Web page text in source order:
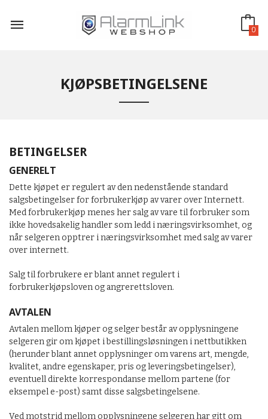
innholdet
0
KJØPSBETINGELSENE
BETINGELSER
GENERELT
Dette kjøpet er regulert av den nedenstående standard
salgsbetingelser for forbrukerkjøp av varer over Internett.
Med forbrukerkjøp menes her salg av vare til forbruker som
ikke hovedsakelig handler som ledd i næringsvirksomhet, og
når selgeren opptrer i næringsvirksomhet med salg av varer
over internett.
Salg til forbrukere er blant annet regulert i
forbrukerkjøpsloven og angrerettsloven.
AVTALEN
Avtalen mellom kjøper og selger består av opplysningene
selgeren gir om kjøpet i bestillingsløsningen i nettbutikken
(herunder blant annet opplysninger om varens art, mengde,
kvalitet, andre egenskaper, pris og leveringsbetingelser),
eventuell direkte korrespondanse mellom partene (for
eksempel e-post) samt disse salgsbetingelsene.
Ved motstrid mellom opplysningene selgeren har gitt om